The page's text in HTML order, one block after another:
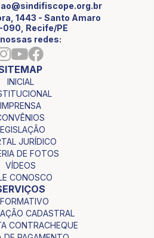
1443 - Santo Amaro
090, Recife/PE
redes:
INICIAL
IMPRENSA
JURÍDICO
DE FOTOS
VÍDEOS
CONOSCO
CADASTRAL
CONTRACHEQUE